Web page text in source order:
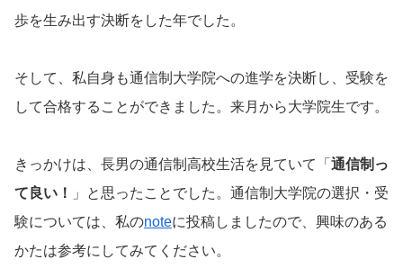
歩を生み出す決断をした年でした。
そして、私自身も通信制大学院への進学を決断し、受験を
して合格することができました。来月から大学院生です。
きっかけは、長男の通信制高校生活を見ていて「 通信制っ
て良い！
」と思ったことでした。通信制大学院の選択・受
験については、私のnoteに投稿しましたので、興味のある
かたは参考にしてみてください。